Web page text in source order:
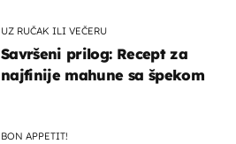
UZ RUČAK ILI VEČERU
Savršeni prilog: Recept za
najfinije mahune sa špekom
BON APPETIT!